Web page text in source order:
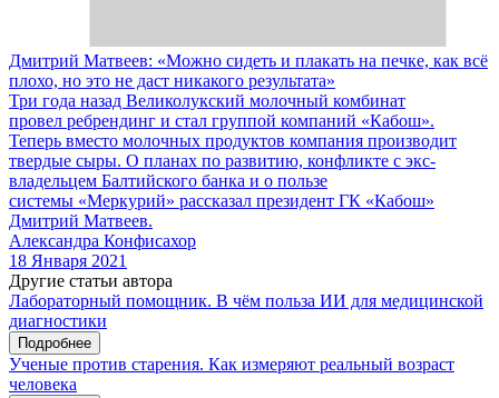
Дмитрий Матвеев: «Можно сидеть и плакать на печке, как всё
плохо, но это не даст никакого результата»
Три года назад Великолукский молочный комбинат
провел ребрендинг и стал группой компаний «Кабош».
Теперь вместо молочных продуктов компания производит
твердые сыры. О планах по развитию, конфликте с экс-
владельцем Балтийского банка и о пользе
системы «Меркурий» рассказал президент ГК «Кабош»
Дмитрий Матвеев.
Александра Конфисахор
18 Января 2021
Другие статьи автора
Лабораторный помощник. В чём польза ИИ для медицинской
диагностики
Подробнее
Ученые против старения. Как измеряют реальный возраст
человека